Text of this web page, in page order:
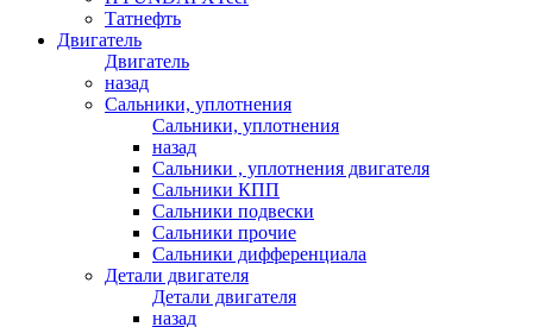
Татнефть
Двигатель
Двигатель
назад
Сальники, уплотнения
Сальники, уплотнения
назад
Сальники , уплотнения двигателя
Сальники КПП
Сальники подвески
Сальники прочие
Сальники дифференциала
Детали двигателя
Детали двигателя
назад